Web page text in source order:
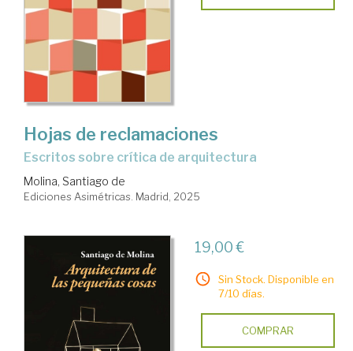
Hojas de reclamaciones
Escritos sobre crítica de arquitectura
Molina, Santiago de
Ediciones Asimétricas. Madrid, 2025
19,00 €
Sin Stock. Disponible en
7/10 días.
COMPRAR